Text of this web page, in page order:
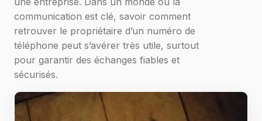
communication est clé, savoir comment
retrouver le propriétaire d’un numéro de
téléphone peut s’avérer très utile, surtout
pour garantir des échanges fiables et
sécurisés.